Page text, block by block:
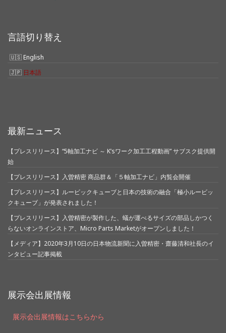
言語切り替え
English
日本語
最新ニュース
【プレスリリース】“5軸加工ナビ ～ K’sワーク加工工程動画” サブスク提供開
始
【プレスリリース】入曽精密 商品群＆「５軸加工ナビ」内覧会開催
【プレスリリース】ルービックキューブと日本の技術の融合「極小ルービッ
クキューブ」が発表されました！
【プレスリリース】入曽精密が製作した、蟻が運べるサイズの部品しかつく
らないオンラインストア、Micro Parts Marketがオープンしました！
【メディア】2020年3月10日の日本物流新聞に入曽精密・齋藤清和社長のイ
ンタビュー記事掲載
展示会出展情報
展示会出展情報はこちらから